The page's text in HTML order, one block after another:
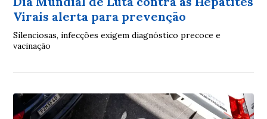
Virais alerta para prevenção
Silenciosas, infecções exigem diagnóstico precoce e
vacinação